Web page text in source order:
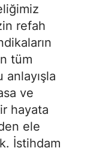
refah
tüm
anlayışla
ve
hayata
ele
İstihdam